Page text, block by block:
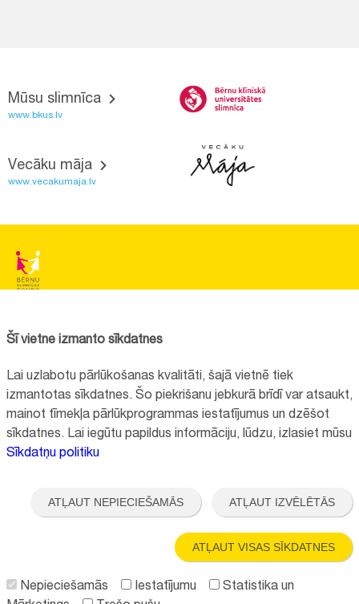
Mūsu slimnīca
www.bkus.lv
Vecāku māja
www.vecakumaja.lv
Reģistrācijas nr.:40008057120
+371 67064475
Visi kontakti
"Aktīvo iedzīvotāju fonds" finansētā projekta "
Bērnu slimnīcas fonda
ilgtspējīgas attīstības veicināšana
" ietvaros.
Šī vietne izmanto sīkdatnes
Lai uzlabotu pārlūkošanas kvalitāti, šajā vietnē tiek
izmantotas sīkdatnes. Šo piekrišanu jebkurā brīdī var atsaukt,
mainot tīmekļa pārlūkprogrammas iestatījumus un dzēšot
sīkdatnes. Lai iegūtu papildus informāciju, lūdzu, izlasiet mūsu
Sīkdatņu politiku
ATĻAUT NEPIECIEŠAMĀS ATĻAUT IZVĒLĒTĀS
ATĻAUT VISAS SĪKDATNES
Nepieciešamās Iestatījumu
Statistika un